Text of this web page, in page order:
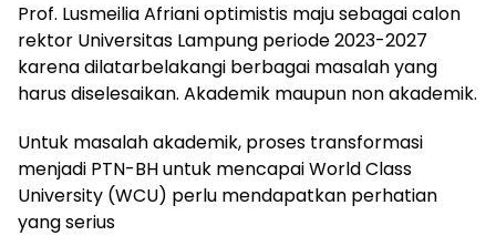
Prof. Lusmeilia Afriani optimistis maju sebagai calon
rektor Universitas Lampung periode 2023-2027
karena dilatarbelakangi berbagai masalah yang
harus diselesaikan. Akademik maupun non akademik.
Untuk masalah akademik, proses transformasi
menjadi PTN-BH untuk mencapai World Class
University (WCU) perlu mendapatkan perhatian
yang serius